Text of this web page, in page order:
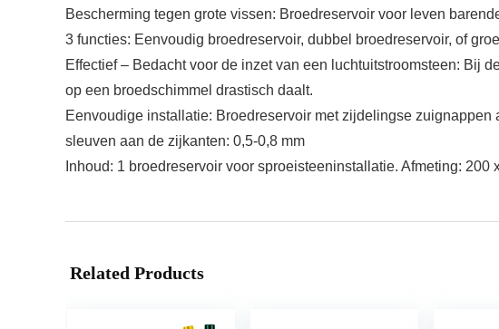
Bescherming tegen grote vissen: Broedreservoir voor leven
3 functies: Eenvoudig broedreservoir, dubbel broedreservoir, of
Effectief – Bedacht voor de inzet van een luchtuitstroomsteen: Bij
op een broedschimmel drastisch daalt.
Eenvoudige installatie: Broedreservoir met zijdelingse
sleuven aan de zijkanten: 0,5-0,8 mm
Inhoud: 1 broedreservoir voor sproeisteeninstallatie. Afmeting: 200
Related Products